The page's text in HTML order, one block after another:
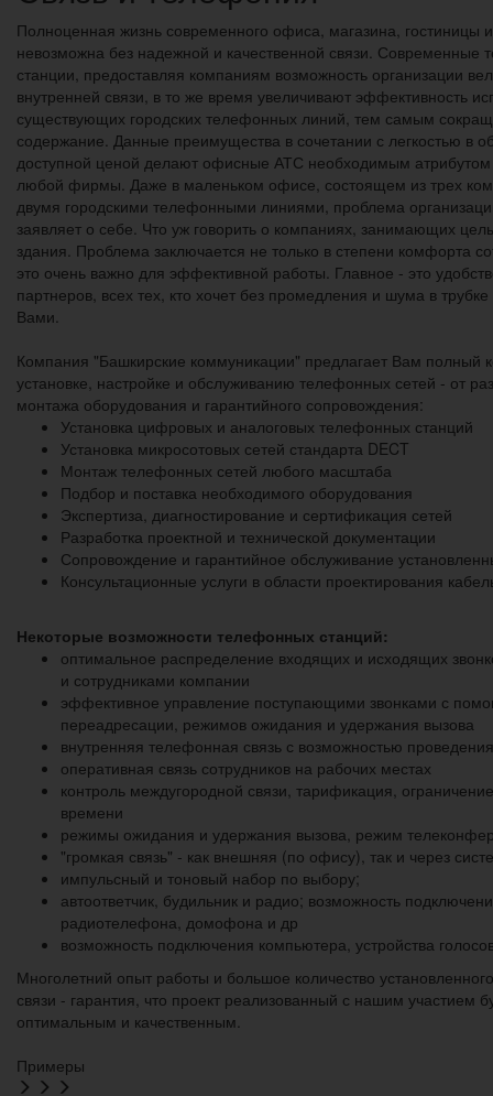
Полноценная жизнь современного офиса, магазина, гостиницы
невозможна без надежной и качественной связи. Современные
станции, предоставляя компаниям возможность организации
внутренней связи, в то же время увеличивают эффективность
существующих городских телефонных линий, тем самым
содержание. Данные преимущества в сочетании с легкостью в
доступной ценой делают офисные АТС необходимым
любой фирмы. Даже в маленьком офисе, состоящем из трех
двумя городскими телефонными линиями, проблема
заявляет о себе. Что уж говорить о компаниях, занимающих
здания. Проблема заключается не только в степени комфорта
это очень важно для эффективной работы. Главное - это
партнеров, всех тех, кто хочет без промедления и шума в
Вами.
Компания "Башкирские коммуникации" предлагает Вам полный
установке, настройке и обслуживанию телефонных сетей - от
монтажа оборудования и гарантийного сопровождения:
Установка цифровых и аналоговых телефонных станций
Установка микросотовых сетей стандарта DECT
Монтаж телефонных сетей любого масштаба
Подбор и поставка необходимого оборудования
Экспертиза, диагностирование и сертификация сетей
Разработка проектной и технической документации
Сопровождение и гарантийное обслуживание
Консультационные услуги в области проектирования
Некоторые возможности телефонных станций:
оптимальное распределение входящих и исходящих
и сотрудниками компании
эффективное управление поступающими звонками с
переадресации, режимов ожидания и удержания вызова
внутренняя телефонная связь с возможностью
оперативная связь сотрудников на рабочих местах
контроль междугородной связи, тарификация,
времени
режимы ожидания и удержания вызова, режим
"громкая связь" - как внешняя (по офису), так и через
импульсный и тоновый набор по выбору;
автоответчик, будильник и радио; возможность
радиотелефона, домофона и др
возможность подключения компьютера, устройства
Многолетний опыт работы и большое количество
связи - гарантия, что проект реализованный с нашим участием
оптимальным и качественным.
Примеры